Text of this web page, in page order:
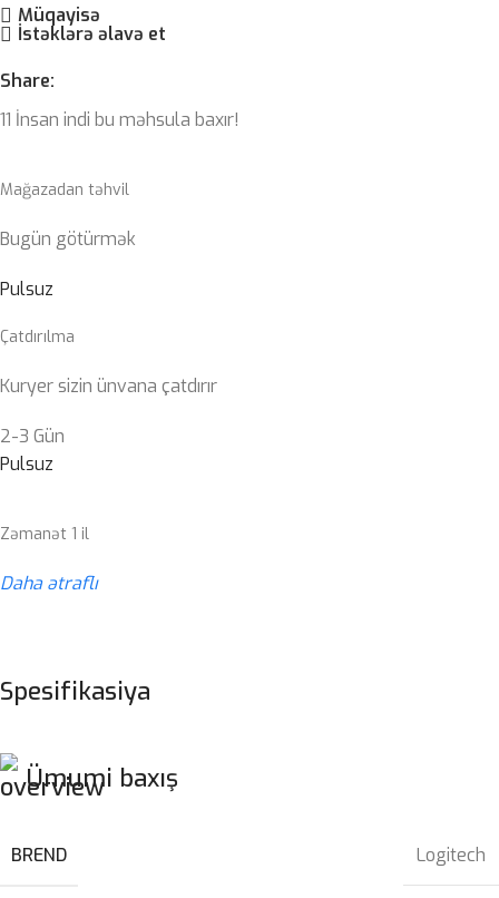
Müqayisə
İstəklərə əlavə et
Share:
11 İnsan indi bu məhsula baxır!
Mağazadan təhvil
Bugün götürmək
Pulsuz
Çatdırılma
Kuryer sizin ünvana çatdırır
2-3 Gün
Pulsuz
Zəmanət 1 il
Daha ətraflı
Spesifikasiya
Ümumi baxış
BREND Logitech